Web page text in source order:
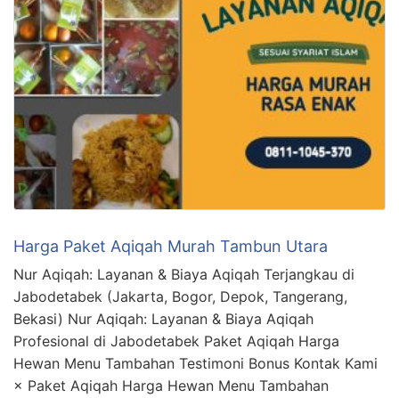
Harga Paket Aqiqah Murah Tambun Utara
Nur Aqiqah: Layanan & Biaya Aqiqah Terjangkau di
Jabodetabek (Jakarta, Bogor, Depok, Tangerang,
Bekasi) Nur Aqiqah: Layanan & Biaya Aqiqah
Profesional di Jabodetabek Paket Aqiqah Harga
Hewan Menu Tambahan Testimoni Bonus Kontak Kami
× Paket Aqiqah Harga Hewan Menu Tambahan